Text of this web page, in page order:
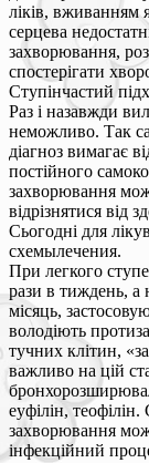
ліків, вживанням
серцева
захворювання,
спостерігати
Ступінчастий
Раз і назавжди
неможливо. Так
діагноз вимагає
постійного
захворювання
відрізнятися від
Сьогодні для
схемылечения.
При легкого
рази в тиждень, а
місяць,
володіють
тучних клітин,
важливо на цій
еуфілін,
захворювання
інфекційний